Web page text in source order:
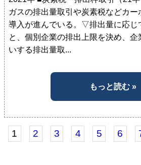
ガスの排出量取引や炭素税などカ
導入が進んでいる。▽排出量に応じ
と、個別企業の排出上限を決め、
いする排出量取...
もっと読む »
1 2 3 4 5 6